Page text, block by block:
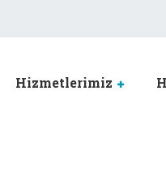
Hizmetlerimiz